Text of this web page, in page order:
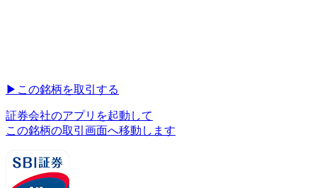
▶︎ この銘柄を取引する
証券会社のアプリを起動して
この銘柄の取引画面へ移動します